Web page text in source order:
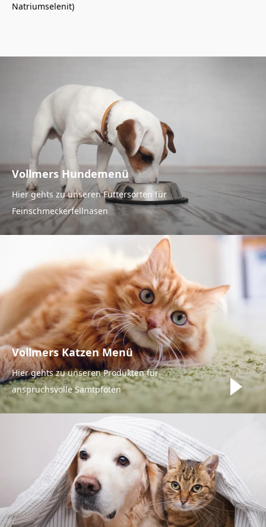
Natriumselenit)
Vollmers Hundemenü
Hier gehts zu unseren Futtersorten für
Feinschmeckerfellnasen
Vollmers Katzen Menü
Hier gehts zu unseren Produkten für
anspruchsvolle Samtpfoten